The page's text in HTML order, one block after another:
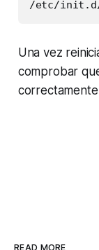
Una vez
comprobar
READ MORE